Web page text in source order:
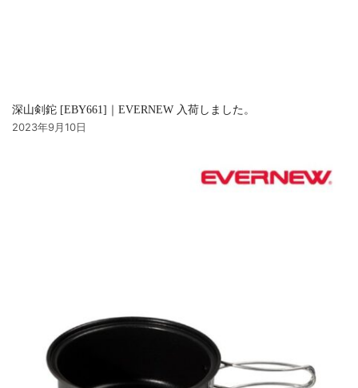
深山剣鉈 [EBY661]｜EVERNEW 入荷しました。
2023年9月10日